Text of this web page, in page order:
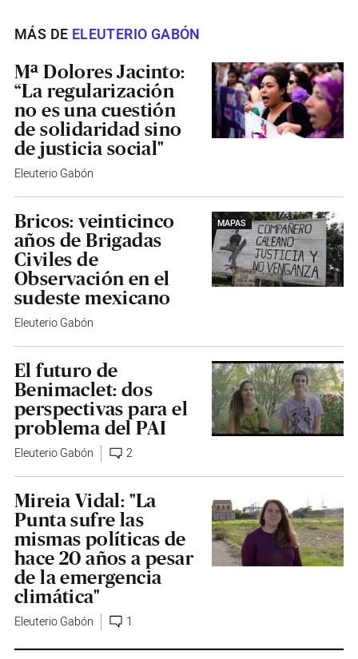
MÁS DE ELEUTERIO GABÓN
Mª Dolores Jacinto:
“La regularización
no es una cuestión
de solidaridad sino
de justicia social"
Eleuterio Gabón
MAPAS
Bricos: veinticinco
años de Brigadas
Civiles de
Observación en el
sudeste mexicano
Eleuterio Gabón
El futuro de
Benimaclet: dos
perspectivas para el
problema del PAI
Eleuterio Gabón 2
Mireia Vidal: "La
Punta sufre las
mismas políticas de
hace 20 años a pesar
de la emergencia
climática"
Eleuterio Gabón 1